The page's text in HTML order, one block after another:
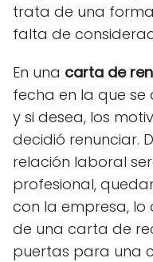
trata de una
falta de
En una carta de
fecha en la que
y si desea, los
decidió renunciar.
relación laboral
profesional,
con la empresa, lo
de una carta de
puertas para una